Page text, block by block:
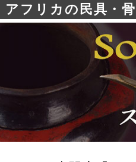
アフリカの民具・